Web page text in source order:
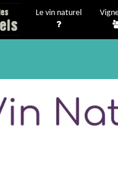
Le vin naturel